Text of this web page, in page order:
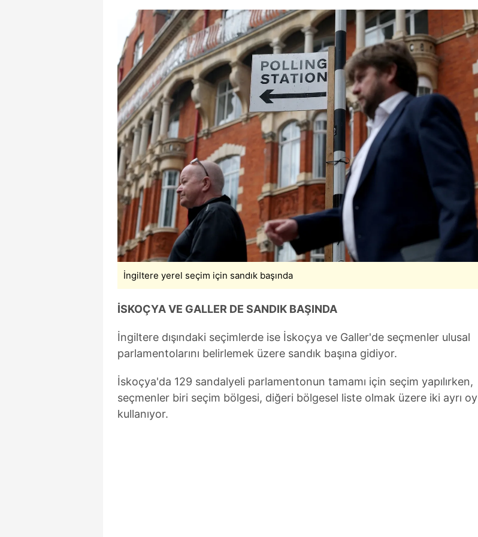
mevzuata uygun olarak kullanılan çerezlerle ilgili bilgi almak için lütfentıklayınız.
İngiltere yerel seçim için sandık başında
İSKOÇYA VE GALLER DE SANDIK BAŞINDA
İngiltere dışındaki seçimlerde ise İskoçya ve Galler'de seçmenler ulusal
parlamentolarını belirlemek üzere sandık başına gidiyor.
İskoçya'da 129 sandalyeli parlamentonun tamamı için seçim yapılırken,
seçmenler biri seçim bölgesi, diğeri bölgesel liste olmak üzere iki ayrı oy
kullanıyor.